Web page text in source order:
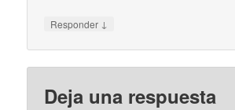
Responder ↓
Deja una respuesta